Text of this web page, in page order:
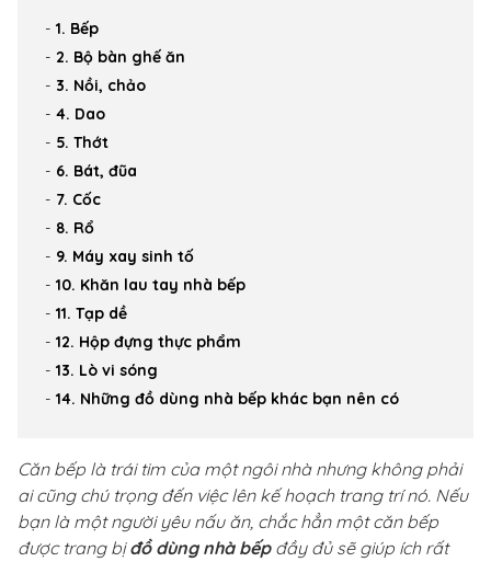
1. Bếp
2. Bộ bàn ghế ăn
3. Nồi, chảo
4. Dao
5. Thớt
6. Bát, đũa
7. Cốc
8. Rổ
9. Máy xay sinh tố
10. Khăn lau tay nhà bếp
11. Tạp dề
12. Hộp đựng thực phẩm
13. Lò vi sóng
14. Những đồ dùng nhà bếp khác bạn nên có
Căn bếp là trái tim của một ngôi nhà nhưng không phải
ai cũng chú trọng đến việc lên kế hoạch trang trí nó. Nếu
bạn là một người yêu nấu ăn, chắc hẳn một căn bếp
được trang bịđồ dùng nhà bếpđầy đủ sẽ giúp ích rất